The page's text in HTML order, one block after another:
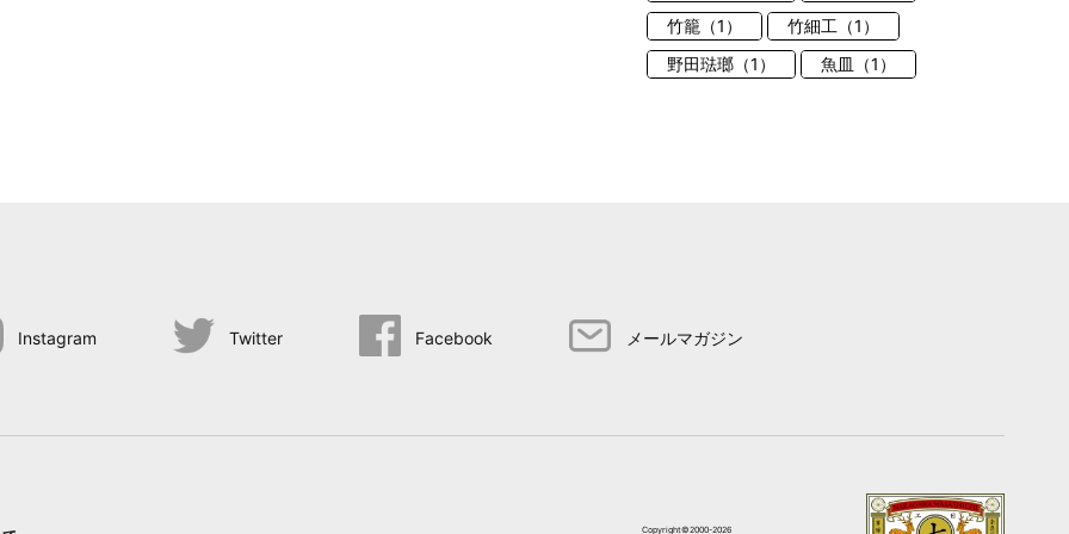
竹籠（1）
竹細工（1）
野田琺瑯（1）
魚皿（1）
Instagram Twitter Facebook メールマガジン
Copyright©2000-2026